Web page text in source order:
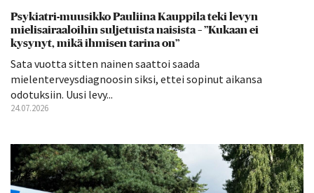
Psykiatri-muusikko Pauliina Kauppila teki levyn
mielisairaaloihin suljetuista naisista – ”Kukaan ei
kysynyt, mikä ihmisen tarina on”
Sata vuotta sitten nainen saattoi saada
mielenterveysdiagnoosin siksi, ettei sopinut aikansa
odotuksiin. Uusi levy...
24.07.2026